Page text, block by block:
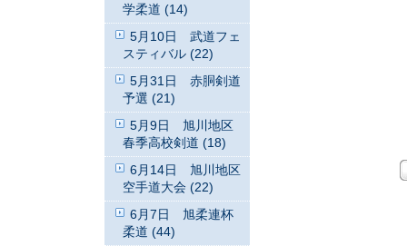
学柔道 (14)
5月10日 武道フェ
スティバル (22)
5月31日 赤胴剣道
予選 (21)
5月9日 旭川地区
春季高校剣道 (18)
6月14日 旭川地区
空手道大会 (22)
6月7日 旭柔連杯
柔道 (44)